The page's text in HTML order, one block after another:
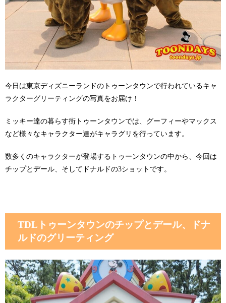
今日は東京ディズニーランドのトゥーンタウンで行われているキャ
ラクターグリーティングの写真をお届け！
ミッキー達の暮らす街トゥーンタウンでは、グーフィーやマックス
など様々なキャラクター達がキャラグリを行っています。
数多くのキャラクターが登場するトゥーンタウンの中から、今回は
チップとデール、そしてドナルドの3ショットです。
TDLトゥーンタウンのチップとデール、ドナ
ルドのグリーティング